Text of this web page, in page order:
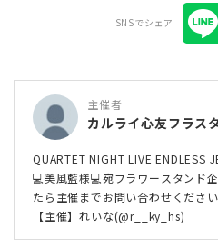
SNSでシェア
主催者
カルライ心友フラス
QUARTET NIGHT LIVE ENDLESS
💻美風藍様💻宛フラワースタンド
たら主催までお問い合わせください
【主催】れいな(@r__ky_hs)